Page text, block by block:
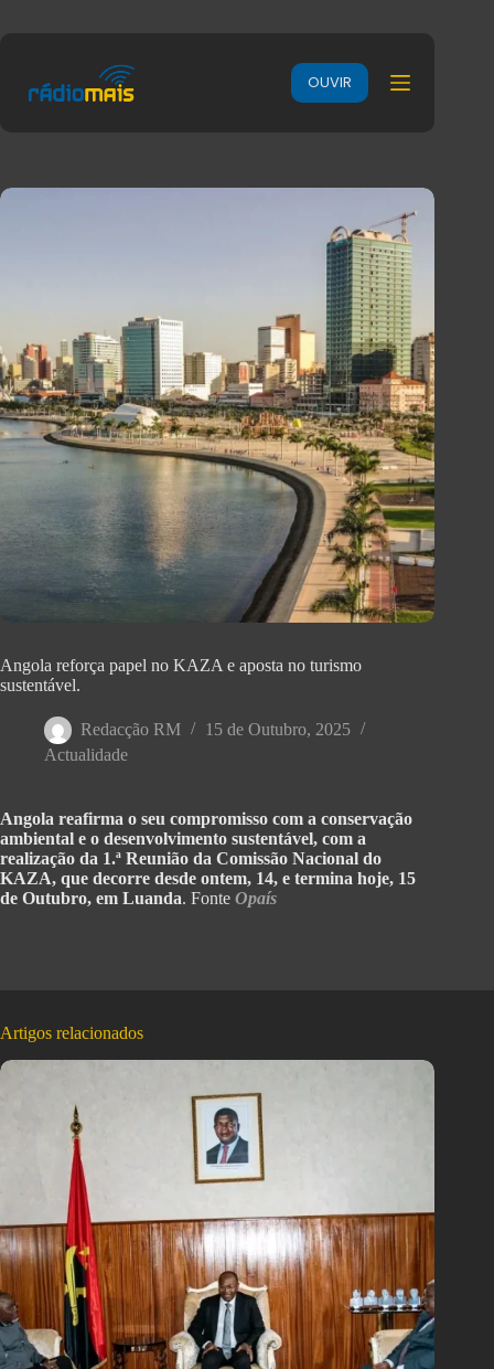
OUVIR
Angola reforça papel no KAZA e aposta no turismo
sustentável.
Redacção RM
15 de Outubro, 2025
Actualidade
Angola reafirma o seu compromisso com a conservação
ambiental e o desenvolvimento sustentável, com a
realização da 1.ª Reunião da Comissão Nacional do
KAZA, que decorre desde ontem, 14, e termina hoje, 15
de Outubro, em Luanda. Fonte Opaís
Artigos relacionados